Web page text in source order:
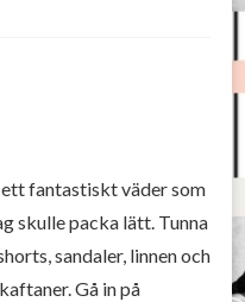
fantastiskt väder som
skulle packa lätt. Tunna
sandaler, linnen och
Gå in på